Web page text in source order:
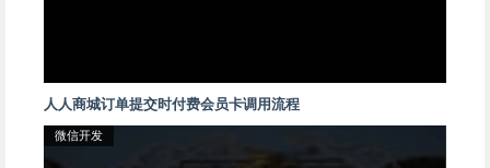
人人商城订单提交时付费会员卡调用流程
微信开发